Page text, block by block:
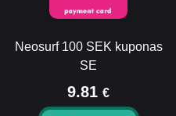
Neosurf 100 SEK kuponas
SE
9.81 €